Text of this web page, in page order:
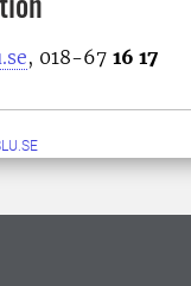
, 018-67 16 17